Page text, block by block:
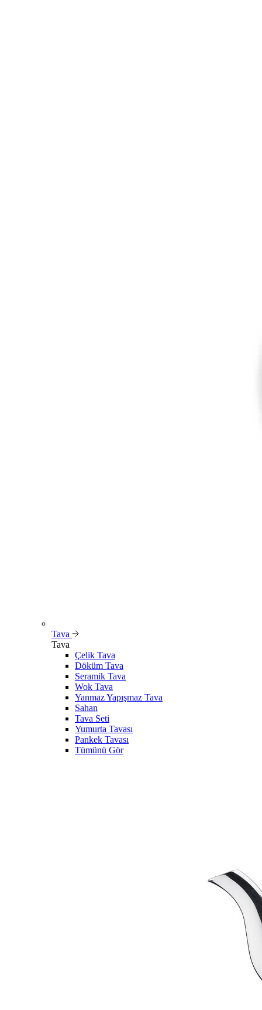
Tava
Tava
Çelik Tava
Döküm Tava
Seramik Tava
Wok Tava
Yanmaz Yapışmaz Tava
Sahan
Tava Seti
Yumurta Tavası
Pankek Tavası
Tümünü Gör